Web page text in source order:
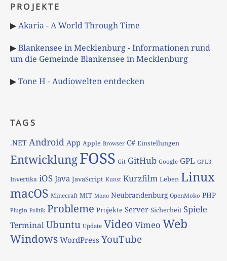
PROJEKTE
▶Akaria - A World Through Time
▶Blankensee in Mecklenburg - Informationen rund
um die Gemeinde Blankensee in Mecklenburg
▶Tone H - Audiowelten entdecken
TAGS
.NET Android App Apple Browser C# Einstellungen
EntwicklungFOSS Git GitHub Google GPL GPL3
Invertika iOS Java JavaScript Kunst Kurzfilm Leben Linux
macOS Minecraft MIT Mono Neubrandenburg OpenMoko PHP
Plugin Politik Probleme Projekte Server Sicherheit Spiele
TerminalUbuntu Update VideoVimeo Web
Windows WordPress YouTube